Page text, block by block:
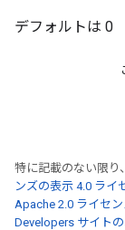
デフォルトは 0
特に記載のない限り
ンズの表示 4.0 ライ
Apache 2.0 ライセン
Developers サイト